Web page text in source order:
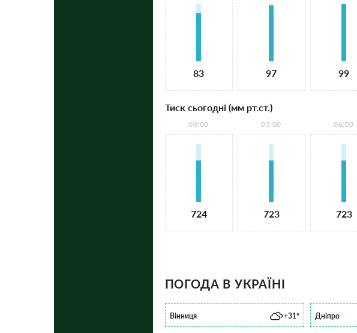
83 97 99
Тиск сьогодні (мм рт.ст.)
00:00
724
03:00
723
06:00
723
ПОГОДА В УКРАЇНІ
Вінниця +31° Дніпро